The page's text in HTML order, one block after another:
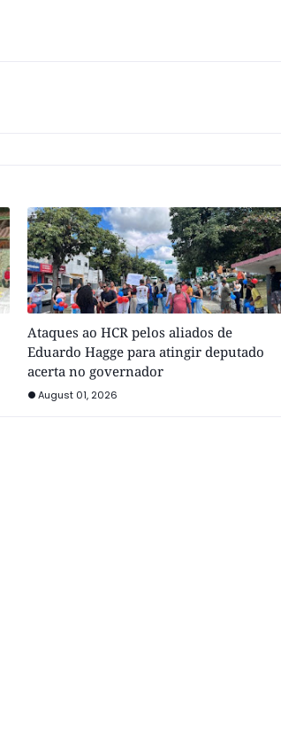
Ataques ao HCR pelos aliados de
Eduardo Hagge para atingir deputado
acerta no governador
August 01, 2026